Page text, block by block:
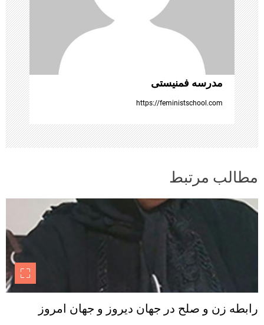
ه‌
ه
ا
مدرسه فمنیستی
https://feministschool.com
مطالب مرتبط
رابطه زن و صلح در جهان دیروز و جهان امروز